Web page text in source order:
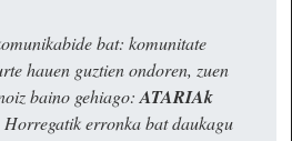
bat: komunitate
hauen guztien ondoren, zuen
baino gehiago: ATARIAk
Horregatik erronka bat daukagu